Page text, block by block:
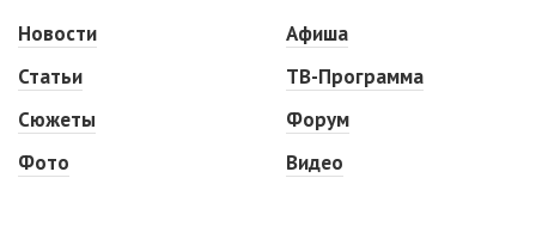
Новости
Статьи
Сюжеты
Фото
Афиша
ТВ-Программа
Форум
Видео